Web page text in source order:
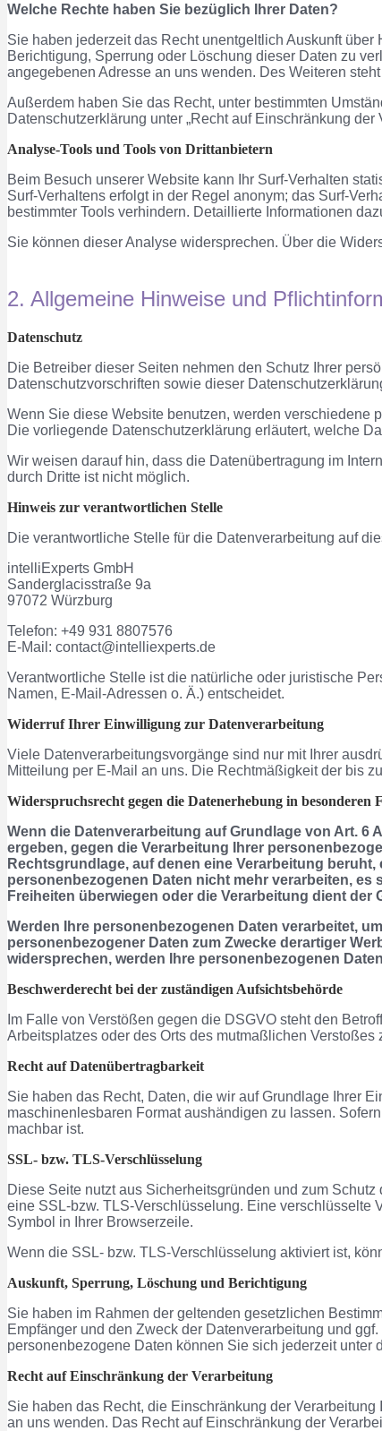
Welche Rechte haben Sie bezüglich Ihrer Daten?
Sie haben jederzeit das Recht unentgeltlich Auskunft
Berichtigung, Sperrung oder Löschung dieser Daten zu
angegebenen Adresse an uns wenden. Des Weiteren
Außerdem haben Sie das Recht, unter bestimmten
Datenschutzerklärung unter „Recht auf Einschränkung der
Analyse-Tools und Tools von Drittanbietern
Beim Besuch unserer Website kann Ihr Surf-Verhalten
Surf-Verhaltens erfolgt in der Regel anonym; das Surf-
bestimmter Tools verhindern. Detaillierte Informationen
Sie können dieser Analyse widersprechen. Über die
2. Allgemeine Hinweise und
Datenschutz
Die Betreiber dieser Seiten nehmen den Schutz Ihrer
Datenschutzvorschriften sowie dieser
Wenn Sie diese Website benutzen, werden verschiedene
Die vorliegende Datenschutzerklärung erläutert, welche
Wir weisen darauf hin, dass die Datenübertragung im
durch Dritte ist nicht möglich.
Hinweis zur verantwortlichen Stelle
Die verantwortliche Stelle für die Datenverarbeitung auf
intelliExperts GmbH
Sanderglacisstraße 9a
97072 Würzburg
Telefon: +49 931 8807576
E-Mail: contact@intelliexperts.de
Verantwortliche Stelle ist die natürliche oder juristische
Namen, E-Mail-Adressen o. Ä.) entscheidet.
Widerruf Ihrer Einwilligung zur Datenverarbeitung
Viele Datenverarbeitungsvorgänge sind nur mit Ihrer
Mitteilung per E-Mail an uns. Die Rechtmäßigkeit der bis
Widerspruchsrecht gegen die Datenerhebung in
Wenn die Datenverarbeitung auf Grundlage von Art. 6
ergeben, gegen die Verarbeitung Ihrer
Rechtsgrundlage, auf denen eine Verarbeitung
personenbezogenen Daten nicht mehr verarbeiten,
Freiheiten überwiegen oder die Verarbeitung dient
Werden Ihre personenbezogenen Daten verarbeitet,
personenbezogener Daten zum Zwecke derartiger
widersprechen, werden Ihre personenbezogenen
Beschwerderecht bei der zuständigen Aufsichtsbehörde
Im Falle von Verstößen gegen die DSGVO steht den
Arbeitsplatzes oder des Orts des mutmaßlichen
Recht auf Datenübertragbarkeit
Sie haben das Recht, Daten, die wir auf Grundlage Ihrer
maschinenlesbaren Format aushändigen zu lassen.
machbar ist.
SSL- bzw. TLS-Verschlüsselung
Diese Seite nutzt aus Sicherheitsgründen und zum
eine SSL-bzw. TLS-Verschlüsselung. Eine verschlüsselte
Symbol in Ihrer Browserzeile.
Wenn die SSL- bzw. TLS-Verschlüsselung aktiviert ist,
Auskunft, Sperrung, Löschung und Berichtigung
Sie haben im Rahmen der geltenden gesetzlichen
Empfänger und den Zweck der Datenverarbeitung und
personenbezogene Daten können Sie sich jederzeit unter
Recht auf Einschränkung der Verarbeitung
Sie haben das Recht, die Einschränkung der
an uns wenden. Das Recht auf Einschränkung der